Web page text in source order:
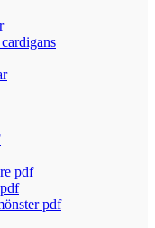
pdf
pdf